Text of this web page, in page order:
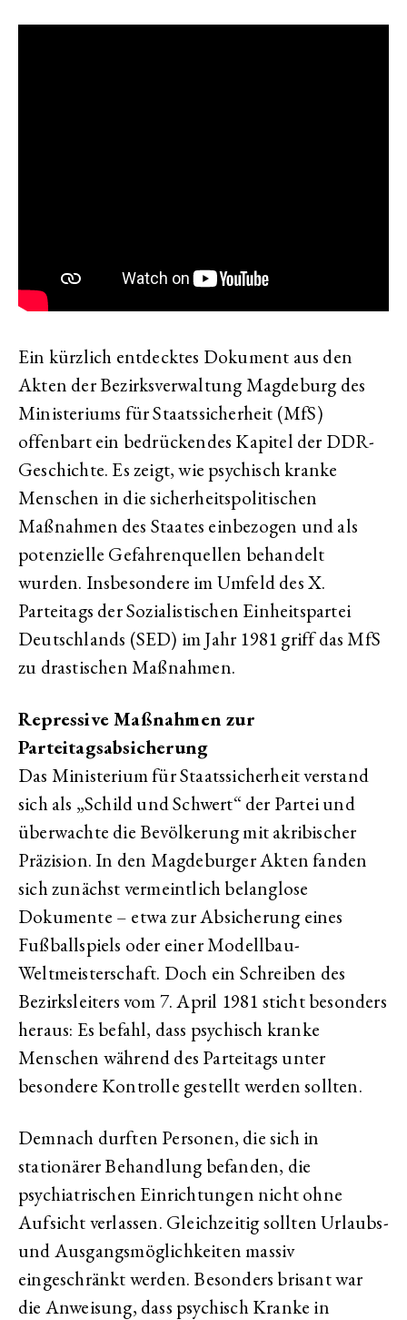
Ein kürzlich entdecktes Dokument aus den
Akten der Bezirksverwaltung Magdeburg des
Ministeriums für Staatssicherheit (MfS)
offenbart ein bedrückendes Kapitel der DDR-
Geschichte. Es zeigt, wie psychisch kranke
Menschen in die sicherheitspolitischen
Maßnahmen des Staates einbezogen und als
potenzielle Gefahrenquellen behandelt
wurden. Insbesondere im Umfeld des X.
Parteitags der Sozialistischen Einheitspartei
Deutschlands (SED) im Jahr 1981 griff das MfS
zu drastischen Maßnahmen.
Repressive Maßnahmen zur
Parteitagsabsicherung
Das Ministerium für Staatssicherheit verstand
sich als „Schild und Schwert“ der Partei und
überwachte die Bevölkerung mit akribischer
Präzision. In den Magdeburger Akten fanden
sich zunächst vermeintlich belanglose
Dokumente – etwa zur Absicherung eines
Fußballspiels oder einer Modellbau-
Weltmeisterschaft. Doch ein Schreiben des
Bezirksleiters vom 7. April 1981 sticht besonders
heraus: Es befahl, dass psychisch kranke
Menschen während des Parteitags unter
besondere Kontrolle gestellt werden sollten.
Demnach durften Personen, die sich in
stationärer Behandlung befanden, die
psychiatrischen Einrichtungen nicht ohne
Aufsicht verlassen. Gleichzeitig sollten Urlaubs-
und Ausgangsmöglichkeiten massiv
eingeschränkt werden. Besonders brisant war
die Anweisung, dass psychisch Kranke in